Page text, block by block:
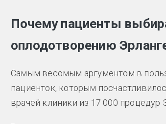
Почему пациенты
оплодотворению
Самым весомым аргументом в
пациенток, которым
врачей клиники из 17 000